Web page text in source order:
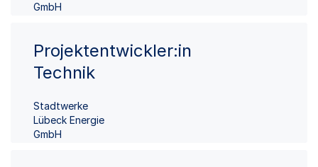
GmbH
Projektentwickler:in
Technik
Stadtwerke
Lübeck Energie
GmbH